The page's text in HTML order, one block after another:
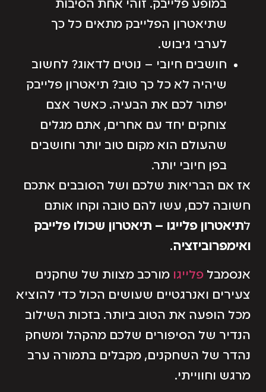
במופע פלייבק. זוהי אחת הסיבות
שתיאטרון הפלייבק מתאים כל כך
לערבי גיבוש.
חושבים חיובי – נוטים לדאוג? לחשוב
שיהיה לא כל כך טוב? תיאטרון פלייבק
יפתור לכם את הבעיה. כאשר אצם
צוחקים יחד עם אחרים, אתם מגלים
שהעולם הוא מקום טוב יותר וחושבים
בפן חיובי יותר.
אז אם הבריאות שלכם ושל הסובבים אתכם
חשובה לכם, עשו להם טובה וקחו אותם
לתיאטרון פלייגו – תיאטרון שכולו פלייבק
ואימפרוביזציה.
אנסמבלפלייגו מורכב מצוות של שחקנים
צעירים ואנרגטיים שעושים הכול כדי להוציא
מכל הופעה את הטוב ביותר. בזכות השילוב
הנדיר של הסיפורים שלכם מהקהל ומשחק
נהדר של השחקנים, מקבלים בתמורה ערב
מרגש וחווייתי.